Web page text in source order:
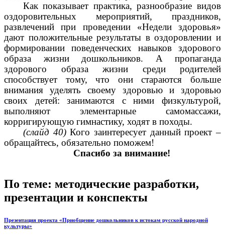
Как показывает практика, разнообразие видов
оздоровительных мероприятий, праздников,
развлечений при проведении «Недели здоровья»
дают положительные результаты в оздоровлении и
формировании поведенческих навыков здорового
образа жизни дошкольников. А пропаганда
здорового образа жизни среди родителей
способствует тому, что они стараются больше
внимания уделять своему здоровью и здоровью
своих детей: занимаются с ними физкультурой,
выполняют элементарные самомассажи,
корригирующую гимнастику, ходят в походы.
(слайд 40)Кого заинтересует данный проект –
обращайтесь, обязательно поможем!
Спасибо за внимание!
По теме: методические разработки,
презентации и конспекты
Презентация проекта «Приобщение дошкольников к истокам русской народной
культуры»